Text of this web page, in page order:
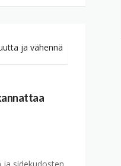
sidekudosten